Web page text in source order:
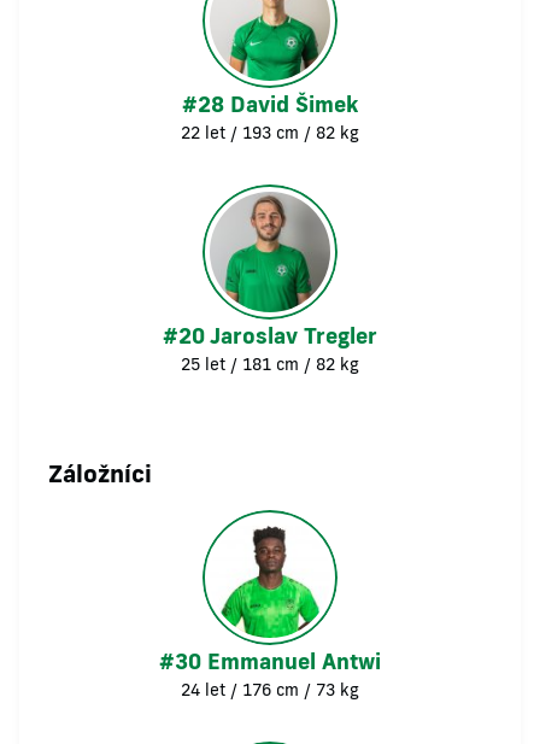
#28 David Šimek
22 let / 193 cm / 82 kg
#20 Jaroslav Tregler
25 let / 181 cm / 82 kg
Záložníci
#30 Emmanuel Antwi
24 let / 176 cm / 73 kg